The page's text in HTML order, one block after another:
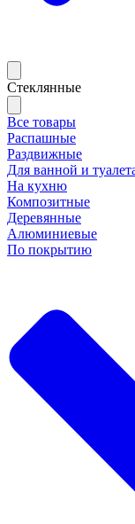
Стеклянные
Все товары
Распашные
Раздвижные
Для ванной и
На кухню
Композитные
Деревянные
Алюминиевые
По покрытию